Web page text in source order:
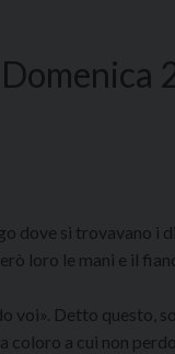
dove si trovavano i
loro le mani e il
voi». Detto questo,
coloro a cui non